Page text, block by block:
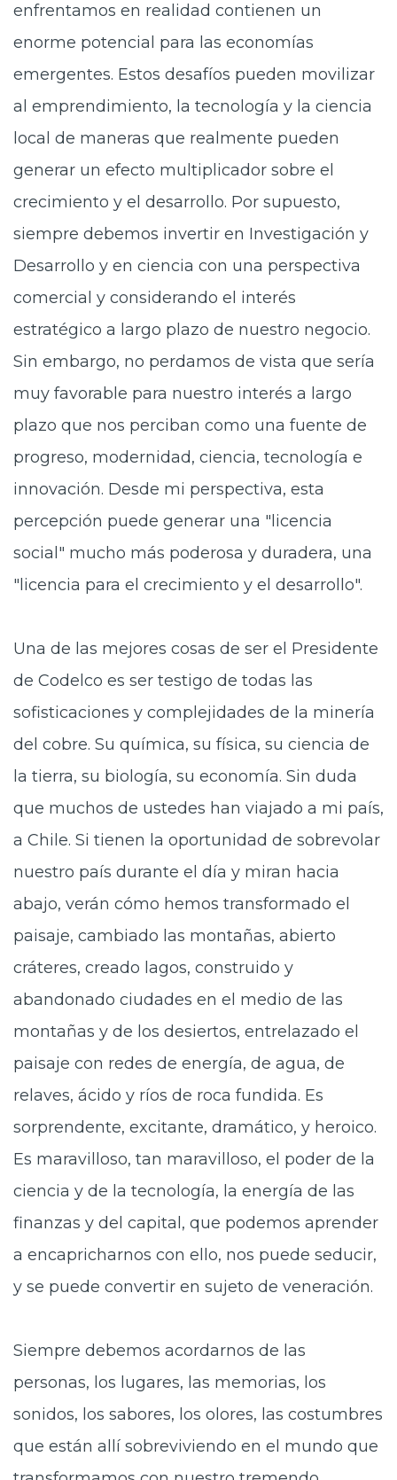
enfrentamos en realidad contienen un
enorme potencial para las economías
emergentes. Estos desafíos pueden movilizar
al emprendimiento, la tecnología y la ciencia
local de maneras que realmente pueden
generar un efecto multiplicador sobre el
crecimiento y el desarrollo. Por supuesto,
siempre debemos invertir en Investigación y
Desarrollo y en ciencia con una perspectiva
comercial y considerando el interés
estratégico a largo plazo de nuestro negocio.
Sin embargo, no perdamos de vista que sería
muy favorable para nuestro interés a largo
plazo que nos perciban como una fuente de
progreso, modernidad, ciencia, tecnología e
innovación. Desde mi perspectiva, esta
percepción puede generar una "licencia
social" mucho más poderosa y duradera, una
"licencia para el crecimiento y el desarrollo".
Una de las mejores cosas de ser el Presidente
de Codelco es ser testigo de todas las
sofisticaciones y complejidades de la minería
del cobre. Su química, su física, su ciencia de
la tierra, su biología, su economía. Sin duda
que muchos de ustedes han viajado a mi país,
a Chile. Si tienen la oportunidad de sobrevolar
nuestro país durante el día y miran hacia
abajo, verán cómo hemos transformado el
paisaje, cambiado las montañas, abierto
cráteres, creado lagos, construido y
abandonado ciudades en el medio de las
montañas y de los desiertos, entrelazado el
paisaje con redes de energía, de agua, de
relaves, ácido y ríos de roca fundida. Es
sorprendente, excitante, dramático, y heroico.
Es maravilloso, tan maravilloso, el poder de la
ciencia y de la tecnología, la energía de las
finanzas y del capital, que podemos aprender
a encapricharnos con ello, nos puede seducir,
y se puede convertir en sujeto de veneración.
Siempre debemos acordarnos de las
personas, los lugares, las memorias, los
sonidos, los sabores, los olores, las costumbres
que están allí sobreviviendo en el mundo que